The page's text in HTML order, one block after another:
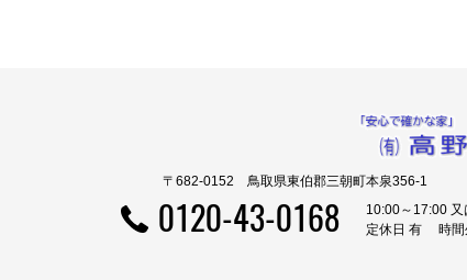
〒682-0152 鳥取県東伯郡三朝町本泉356-1
0120-43-0168
10:00～17:00 又
定休日 有 時間